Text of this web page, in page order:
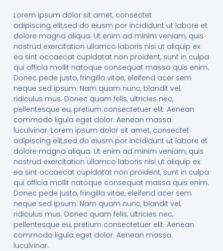
Lorem ipsum dolor sit amet, consectet
adipiscing elit,sed do eiusm por incididunt ut labore et
dolore magna aliqua. Ut enim ad minim veniam, quis
nostrud exercitation ullamco laboris nisi ut aliquip ex
ea sint occaecat cupidatat non proident, sunt in culpa
qui officia mollit natoque consequat massa quis enim.
Donec pede justo, fringilla vitae, eleifend acer sem
neque sed ipsum. Nam quam nunc, blandit vel,
ridiculus mus. Donec quam felis, ultricies nec,
pellentesque eu, pretium consectetuer elit. Aenean
commodo ligula eget dolor. Aenean massa.
luculvinar. Lorem ipsum dolor sit amet, consectet
adipiscing elit,sed do eiusm por incididunt ut labore et
dolore magna aliqua. Ut enim ad minim veniam, quis
nostrud exercitation ullamco laboris nisi ut aliquip ex
ea sint occaecat cupidatat non proident, sunt in culpa
qui officia mollit natoque consequat massa quis enim.
Donec pede justo, fringilla vitae, eleifend acer sem
neque sed ipsum. Nam quam nunc, blandit vel,
ridiculus mus. Donec quam felis, ultricies nec,
pellentesque eu, pretium consectetuer elit. Aenean
commodo ligula eget dolor. Aenean massa.
luculvinar.